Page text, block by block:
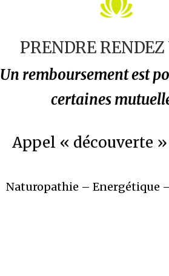
PRENDRE RENDEZ
Un remboursement est
certaines
Appel « découverte
Naturopathie – Energétique